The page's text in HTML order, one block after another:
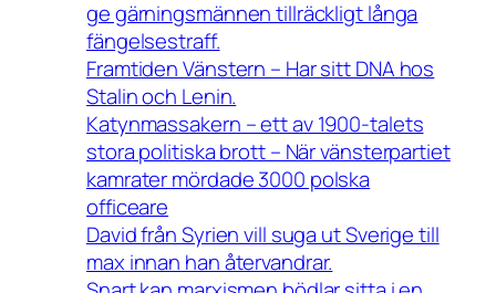
ge gärningsmännen tillräckligt långa
fängelsestraff.
Framtiden Vänstern – Har sitt DNA hos
Stalin och Lenin.
Katynmassakern – ett av 1900-talets
stora politiska brott – När vänsterpartiet
kamrater mördade 3000 polska
officeare
David från Syrien vill suga ut Sverige till
max innan han återvandrar.